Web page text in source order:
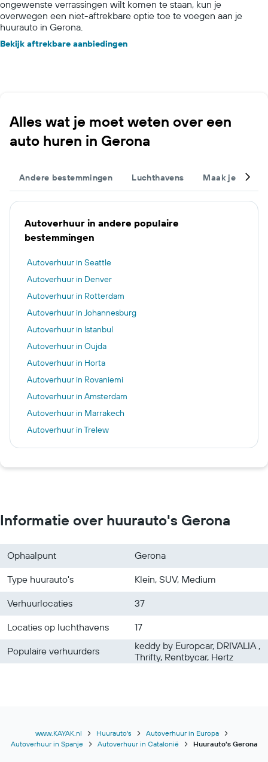
ongewenste verrassingen wilt komen te staan, kun je
overwegen een niet-aftrekbare optie toe te voegen aan je
huurauto in Gerona.
Bekijk aftrekbare aanbiedingen
Alles wat je moet weten over een
auto huren in Gerona
Andere bestemmingen Luchthavens Maak je trip
Autoverhuur in andere populaire
bestemmingen
Autoverhuur in Seattle
Autoverhuur in Denver
Autoverhuur in Rotterdam
Autoverhuur in Johannesburg
Autoverhuur in Istanbul
Autoverhuur in Oujda
Autoverhuur in Horta
Autoverhuur in Rovaniemi
Autoverhuur in Amsterdam
Autoverhuur in Marrakech
Autoverhuur in Trelew
Autoverhuur in Florianópolis
Informatie over huurauto's Gerona
Ophaalpunt
Gerona
Type huurauto's
Klein, SUV, Medium
Verhuurlocaties
37
Locaties op luchthavens
17
Populaire verhuurders
keddy by Europcar, DRIVALIA ,
Thrifty, Rentbycar, Hertz
www.KAYAK.nl Huurauto's
Autoverhuur in Europa
Autoverhuur in Spanje
Autoverhuur in Catalonië Huurauto's Gerona